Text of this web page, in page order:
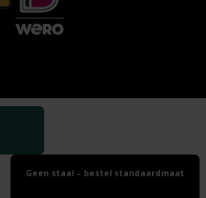
Geen staal – bestel standaardmaat